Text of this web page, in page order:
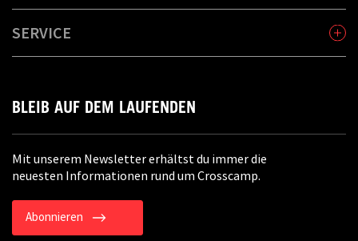
SERVICE
BLEIB AUF DEM LAUFENDEN
Mit unserem Newsletter erhältst du immer die
neuesten Informationen rund um Crosscamp.
Abonnieren